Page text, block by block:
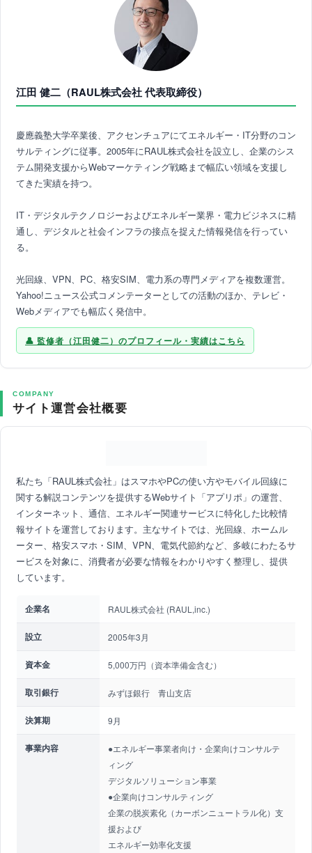
江田 健二（RAUL株式会社 代表取締役）
慶應義塾大学卒業後、アクセンチュアにてエネルギー・IT分野のコン
サルティングに従事。2005年にRAUL株式会社を設立し、企業のシス
テム開発支援からWebマーケティング戦略まで幅広い領域を支援し
てきた実績を持つ。
IT・デジタルテクノロジーおよびエネルギー業界・電力ビジネスに精
通し、デジタルと社会インフラの接点を捉えた情報発信を行ってい
る。
光回線、VPN、PC、格安SIM、電力系の専門メディアを複数運営。
Yahoo!ニュース公式コメンテーターとしての活動のほか、テレビ・
Webメディアでも幅広く発信中。
監修者（江田健二）のプロフィール・実績はこちら
COMPANY
サイト運営会社概要
私たち「RAUL株式会社」はスマホやPCの使い方やモバイル回線に
関する解説コンテンツを提供するWebサイト「アプリポ」の運営、
インターネット、通信、エネルギー関連サービスに特化した比較情
報サイトを運営しております。主なサイトでは、光回線、ホームル
ーター、格安スマホ・SIM、VPN、電気代節約など、多岐にわたるサ
ービスを対象に、消費者が必要な情報をわかりやすく整理し、提供
しています。
企業名 RAUL株式会社 (RAUL,inc.)
設立 2005年3月
資本金 5,000万円（資本準備金含む）
取引銀行 みずほ銀行 青山支店
決算期 9月
事業内容
●エネルギー事業者向け・企業向けコンサルテ
ィング
デジタルソリューション事業
●企業向けコンサルティング
企業の脱炭素化（カーボンニュートラル化）支
援および
エネルギー効率化支援